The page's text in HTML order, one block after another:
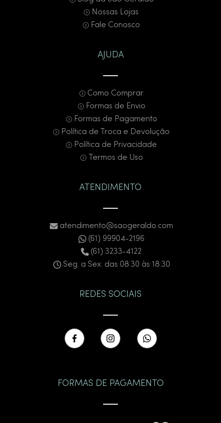
Nossas Lojas
Fale Conosco
AJUDA
Como Comprar
Formas de Envio
Formas de Pagamento
Política de Troca e Devolução
Política de Privacidade
Termos de Uso
ATENDIMENTO
atendimento@saogeraldo.com
(61) 99904-2196
(61) 3233-4122
Seg. a Sex: das 08:30 às 18:30
REDES SOCIAIS
FORMAS DE PAGAMENTO